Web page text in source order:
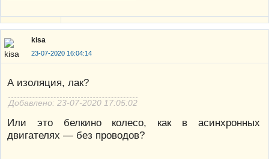
kisa
23-07-2020 16:04:14
А изоляция, лак?
Добавлено: 23-07-2020 17:05:02
Или это белкино колесо, как в асинхронных
двигателях — без проводов?